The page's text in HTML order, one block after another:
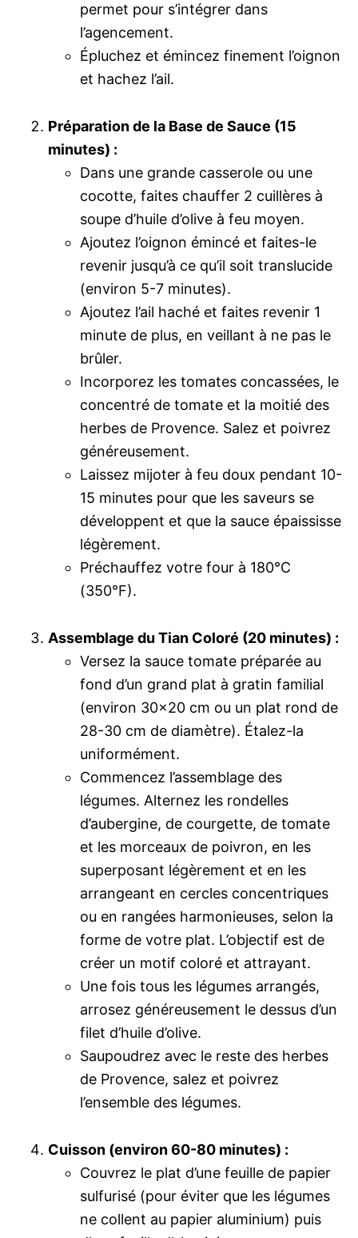
permet pour s’intégrer dans
l’agencement.
Épluchez et émincez finement l’oignon
et hachez l’ail.
Préparation de la Base de Sauce (15
minutes) :
Dans une grande casserole ou une
cocotte, faites chauffer 2 cuillères à
soupe d’huile d’olive à feu moyen.
Ajoutez l’oignon émincé et faites-le
revenir jusqu’à ce qu’il soit translucide
(environ 5-7 minutes).
Ajoutez l’ail haché et faites revenir 1
minute de plus, en veillant à ne pas le
brûler.
Incorporez les tomates concassées, le
concentré de tomate et la moitié des
herbes de Provence. Salez et poivrez
généreusement.
Laissez mijoter à feu doux pendant 10-
15 minutes pour que les saveurs se
développent et que la sauce épaississe
légèrement.
Préchauffez votre four à 180°C
(350°F).
Assemblage du Tian Coloré (20 minutes) :
Versez la sauce tomate préparée au
fond d’un grand plat à gratin familial
(environ 30×20 cm ou un plat rond de
28-30 cm de diamètre). Étalez-la
uniformément.
Commencez l’assemblage des
légumes. Alternez les rondelles
d’aubergine, de courgette, de tomate
et les morceaux de poivron, en les
superposant légèrement et en les
arrangeant en cercles concentriques
ou en rangées harmonieuses, selon la
forme de votre plat. L’objectif est de
créer un motif coloré et attrayant.
Une fois tous les légumes arrangés,
arrosez généreusement le dessus d’un
filet d’huile d’olive.
Saupoudrez avec le reste des herbes
de Provence, salez et poivrez
l’ensemble des légumes.
Cuisson (environ 60-80 minutes) :
Couvrez le plat d’une feuille de papier
sulfurisé (pour éviter que les légumes
ne collent au papier aluminium) puis